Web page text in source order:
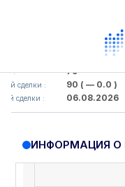
: 79
сделки : 90( — 0.0 )
сделки : 06.08.2026
ИНФОРМАЦИЯ О